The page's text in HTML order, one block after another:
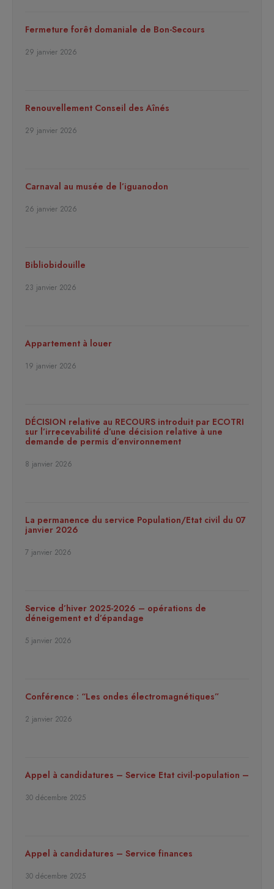
Fermeture forêt domaniale de Bon-Secours
29 janvier 2026
Renouvellement Conseil des Aînés
29 janvier 2026
Carnaval au musée de l’iguanodon
26 janvier 2026
Bibliobidouille
23 janvier 2026
Appartement à louer
19 janvier 2026
DÉCISION relative au RECOURS introduit par ECOTRI
sur l’irrecevabilité d’une décision relative à une
demande de permis d’environnement
8 janvier 2026
La permanence du service Population/Etat civil du 07
janvier 2026
7 janvier 2026
Service d’hiver 2025-2026 – opérations de
déneigement et d’épandage
5 janvier 2026
Conférence : “Les ondes électromagnétiques”
2 janvier 2026
Appel à candidatures – Service Etat civil-population –
30 décembre 2025
Appel à candidatures – Service finances
30 décembre 2025